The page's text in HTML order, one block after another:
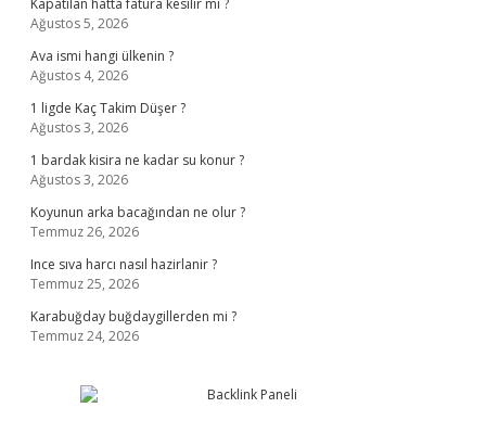
Kapatılan hatta fatura kesilir mi ?
Ağustos 5, 2026
Ava ismi hangi ülkenin ?
Ağustos 4, 2026
1 ligde Kaç Takim Düşer ?
Ağustos 3, 2026
1 bardak kisira ne kadar su konur ?
Ağustos 3, 2026
Koyunun arka bacağından ne olur ?
Temmuz 26, 2026
Ince sıva harcı nasıl hazirlanir ?
Temmuz 25, 2026
Karabuğday buğdaygillerden mi ?
Temmuz 24, 2026